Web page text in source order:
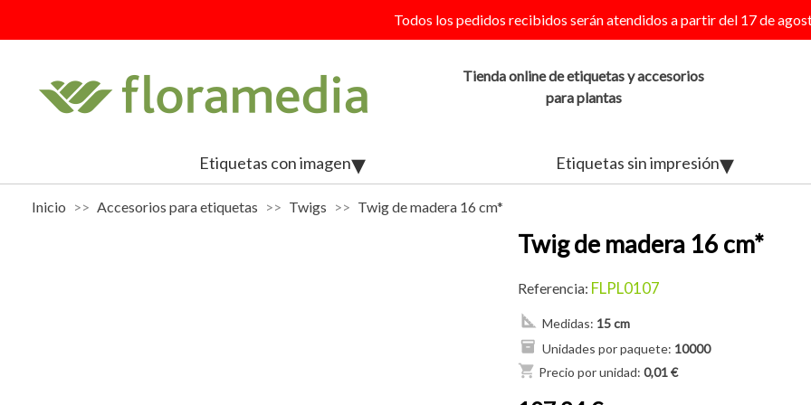
Todos los pedidos recibidos serán atendidos a partir del 17 de
Tienda online de etiquetas y accesorios
para plantas
Etiquetas con imagen Etiquetas sin impresión
Inicio Accesorios para etiquetas Twigs Twig de madera 16 cm*
Twig de madera 16 cm*
Referencia: FLPL0107
Medidas: 15 cm
Unidades por paquete: 10000
shopping_cart Precio por unidad: 0,01 €